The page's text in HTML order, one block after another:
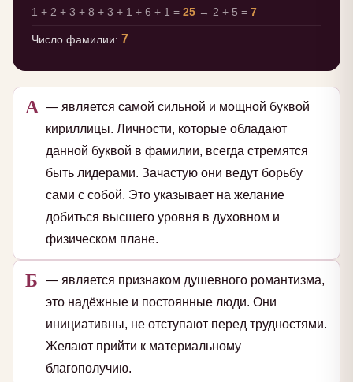
1 + 2 + 3 + 8 + 3 + 1 + 6 + 1 = 25 → 2 + 5 = 7
Число фамилии: 7
А — является самой сильной и мощной буквой
кириллицы. Личности, которые обладают
данной буквой в фамилии, всегда стремятся
быть лидерами. Зачастую они ведут борьбу
сами с собой. Это указывает на желание
добиться высшего уровня в духовном и
физическом плане.
Б
— является признаком душевного романтизма,
это надёжные и постоянные люди. Они
инициативны, не отступают перед трудностями.
Желают прийти к материальному
благополучию.